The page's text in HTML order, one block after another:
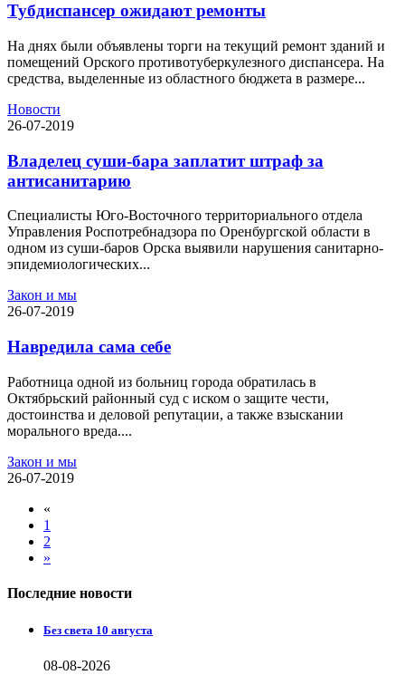
Тубдиспансер ожидают ремонты
На днях были объявлены торги на текущий ремонт зданий и
помещений Орского противотуберкулезного диспансера. На
средства, выделенные из областного бюджета в размере...
Новости
26-07-2019
Владелец суши-бара заплатит штраф за
антисанитарию
Специалисты Юго-Восточного территориального отдела
Управления Роспотребнадзора по Оренбургской области в
одном из суши-баров Орска выявили нарушения санитарно-
эпидемиологических...
Закон и мы
26-07-2019
Навредила сама себе
Работница одной из больниц города обратилась в
Октябрьский районный суд с иском о защите чести,
достоинства и деловой репутации, а также взыскании
морального вреда....
Закон и мы
26-07-2019
«
1
2
»
Последние новости
Без света 10 августа
08-08-2026